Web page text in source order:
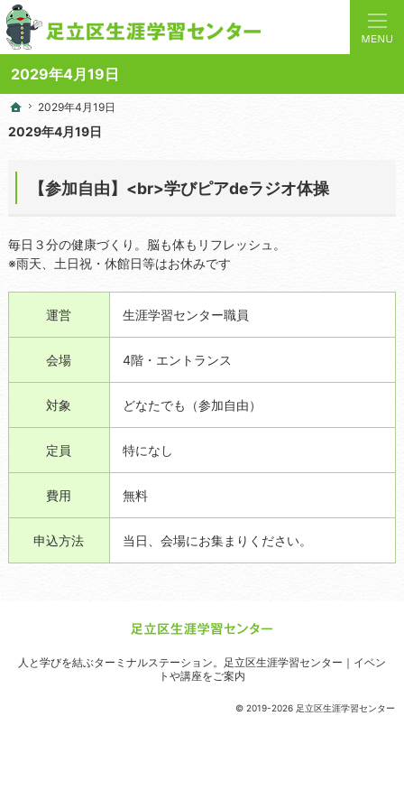
2029年4月19日
人と学びを結ぶターミナルステーション。地域の講座や施設をご案内しています。
足立区生涯学習センターの総合案内サイト
ホーム
2029年4月19日
2029年4月19日
【参加自由】<br>学びピアdeラジオ体操
毎日３分の健康づくり。脳も体もリフレッシュ。
※雨天、土日祝・休館日等はお休みです
運営 生涯学習センター職員
会場 4階・エントランス
対象 どなたでも（参加自由）
定員 特になし
費用 無料
申込方法 当日、会場にお集まりください。
ホーム
2029年4月19日
© 2019-2026 足立区生涯学習センター
人と学びを結ぶターミナルステーション。
足立区生涯学習センター｜イベン
トや講座をご案内